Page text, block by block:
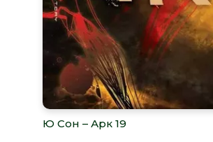
Ю Сон – Арк 19